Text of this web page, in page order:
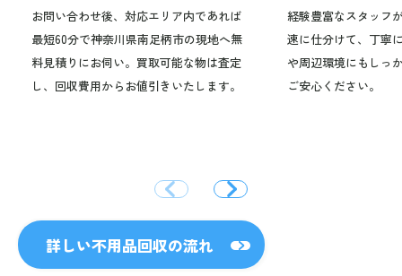
お問い合わせ後、対応エリア内であれば
最短60分で神奈川県南足柄市の現地へ無
料見積りにお伺い。買取可能な物は査定
し、回収費用からお値引きいたします。
経験豊富なスタッフ
速に仕分けて、丁寧
や周辺環境にもしっ
ご安心ください。
詳しい不用品回収の流れ